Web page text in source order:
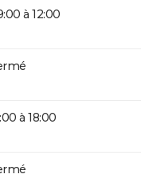
à 12:00
à 18:00